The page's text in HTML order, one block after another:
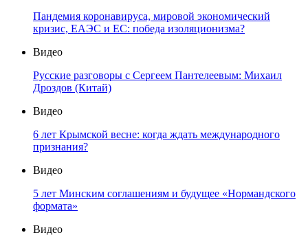
Пандемия коронавируса, мировой экономический
кризис, ЕАЭС и ЕС: победа изоляционизма?
Видео
Русские разговоры с Сергеем Пантелеевым: Михаил
Дроздов (Китай)
Видео
6 лет Крымской весне: когда ждать международного
признания?
Видео
5 лет Минским соглашениям и будущее «Нормандского
формата»
Видео